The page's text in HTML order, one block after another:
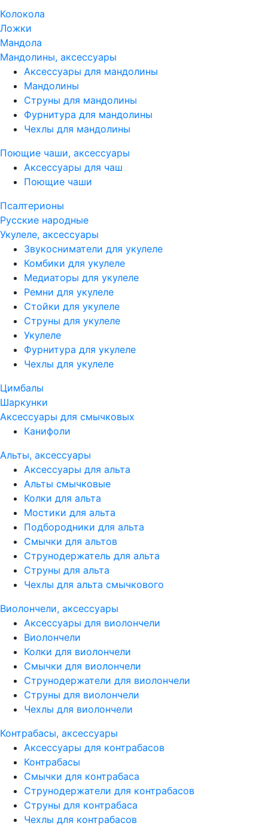
Колокола
Ложки
Мандола
Мандолины, аксессуары
Аксессуары для мандолины
Мандолины
Струны для мандолины
Фурнитура для мандолины
Чехлы для мандолины
Поющие чаши, аксессуары
Аксессуары для чаш
Поющие чаши
Псалтерионы
Русские народные
Укулеле, аксессуары
Звукосниматели для укулеле
Комбики для укулеле
Медиаторы для укулеле
Ремни для укулеле
Стойки для укулеле
Струны для укулеле
Укулеле
Фурнитура для укулеле
Чехлы для укулеле
Цимбалы
Шаркунки
Аксессуары для смычковых
Канифоли
Альты, аксессуары
Аксессуары для альта
Альты смычковые
Колки для альта
Мостики для альта
Подбородники для альта
Смычки для альтов
Струнодержатель для альта
Струны для альта
Чехлы для альта смычкового
Виолончели, аксессуары
Аксессуары для виолончели
Виолончели
Колки для виолончели
Смычки для виолончели
Струнодержатели для виолончели
Струны для виолончели
Чехлы для виолончели
Контрабасы, аксессуары
Аксессуары для контрабасов
Контрабасы
Смычки для контрабаса
Струнодержатели для контрабасов
Струны для контрабаса
Чехлы для контрабасов